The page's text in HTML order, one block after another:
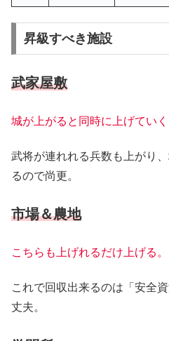
昇級すべき施設
武家屋敷
城が上がると同時に上げていく
武将が連れれる兵数も上がり
るので尚更。
市場＆農地
こちらも上げれるだけ上げる。
これで回収出来るのは「安全
丈夫。